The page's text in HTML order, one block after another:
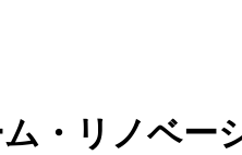
・リノベー